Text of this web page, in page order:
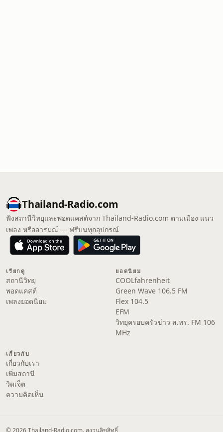
Thailand-Radio.com
ฟังสถานีวิทยุและพอดแคสต์จาก Thailand-Radio.com ตามเมือง แนว
เพลง หรืออารมณ์ — ฟรีบนทุกอุปกรณ์
เรียกดู
สถานีวิทยุ
พอดแคสต์
เพลงยอดนิยม
ยอดนิยม
COOLfahrenheit
Green Wave 106.5 FM
Flex 104.5
EFM
วิทยุครอบครัวข่าว ส.ทร. FM 106
MHz
เกี่ยวกับ
เกี่ยวกับเรา
เพิ่มสถานี
วิดเจ็ต
ความคิดเห็น
© 2026 Thailand-Radio.com. สงวนลิขสิทธิ์